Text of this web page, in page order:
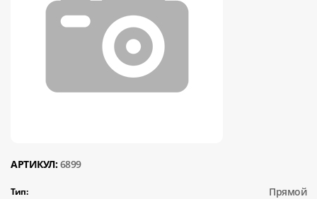
АРТИКУЛ: 6899
Тип: Прямой